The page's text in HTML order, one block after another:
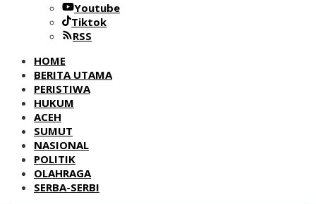
Youtube
Tiktok
RSS
HOME
BERITA UTAMA
PERISTIWA
HUKUM
ACEH
SUMUT
NASIONAL
POLITIK
OLAHRAGA
SERBA-SERBI